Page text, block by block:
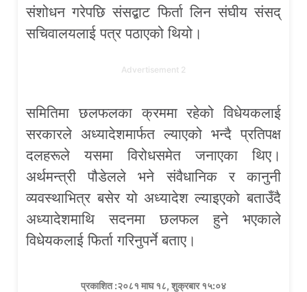
संशोधन गरेपछि संसद्बाट फिर्ता लिन संघीय संसद्
सचिवालयलाई पत्र पठाएको थियो।
Advertisement 2
समितिमा छलफलका क्रममा रहेको विधेयकलाई
सरकारले अध्यादेशमार्फत ल्याएको भन्दै प्रतिपक्ष
दलहरूले यसमा विरोधसमेत जनाएका थिए।
अर्थमन्त्री पौडेलले भने संवैधानिक र कानुनी
व्यवस्थाभित्र बसेर यो अध्यादेश ल्याइएको बताउँदै
अध्यादेशमाथि सदनमा छलफल हुने भएकाले
विधेयकलाई फिर्ता गरिनुपर्ने बताए।
प्रकाशित :२०८१ माघ १८, शुक्रबार १५:०४